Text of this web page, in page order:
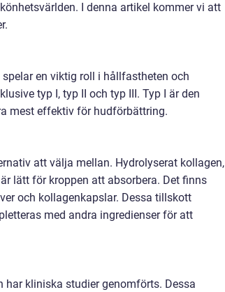
I denna artikel kommer vi att
en viktig roll i hållfastheten och
typ I, typ II och typ III. Typ I är den
mest effektiv för hudförbättring.
att välja mellan. Hydrolyserat kollagen,
lätt för kroppen att absorbera. Det finns
och kollagenkapslar. Dessa tillskott
med andra ingredienser för att
kliniska studier genomförts. Dessa